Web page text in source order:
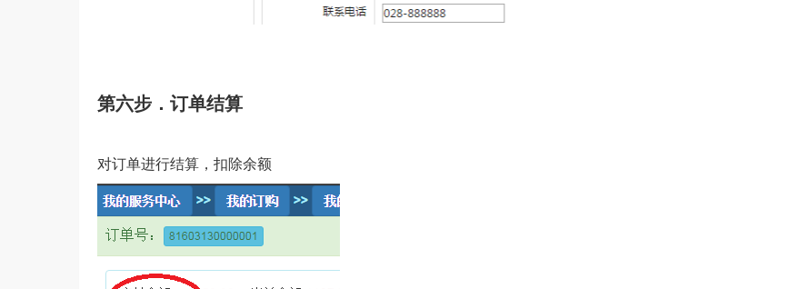
第六步．订单结算
对订单进行结算，扣除余额